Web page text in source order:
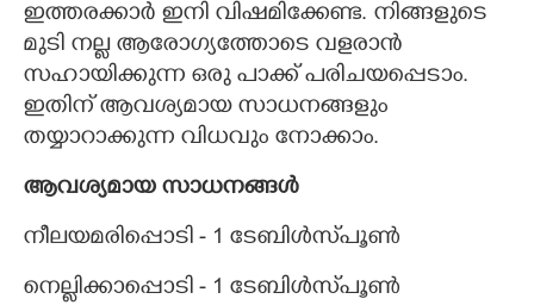
CONTACT US
ഇത്തരക്കാർ ഇനി വിഷമിക്കേണ്ട. നിങ്ങളുടെ
മുടി നല്ല ആരോഗ്യത്തോടെ വളരാൻ
സഹായിക്കുന്ന ഒരു പാക്ക് പരിചയപ്പെടാം.
ഇതിന് ആവശ്യമായ സാധനങ്ങളും
തയ്യാറാക്കുന്ന വിധവും നോക്കാം.
ആവശ്യമായ സാധനങ്ങൾ
നീലയമരിപ്പൊടി - 1 ടേബിൾസ്‌പൂൺ
നെല്ലിക്കാപ്പൊടി - 1 ടേബിൾസ്‌പൂൺ